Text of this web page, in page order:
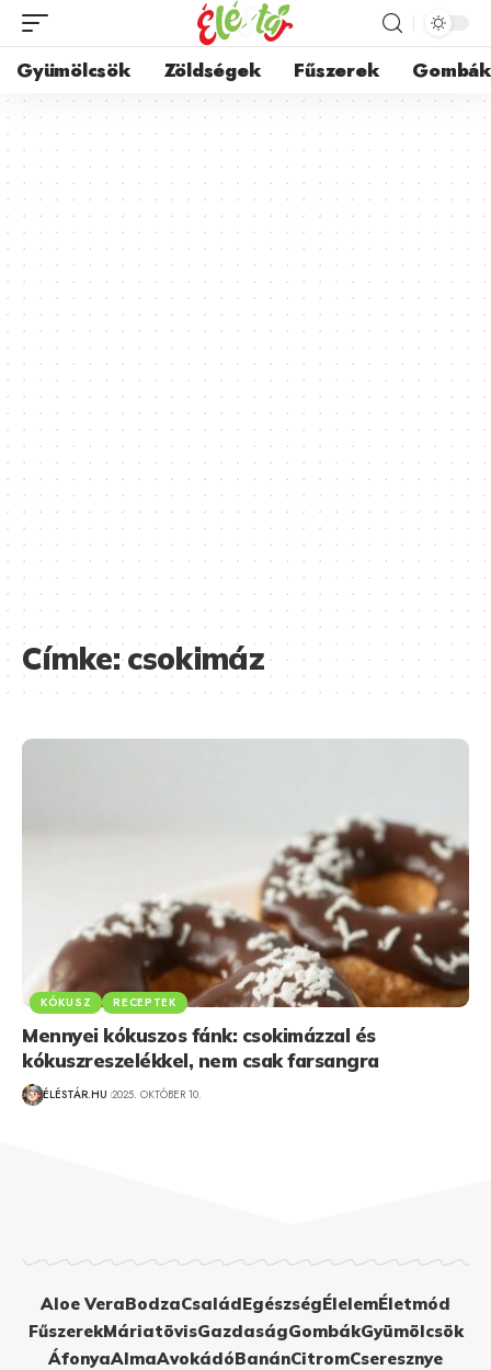
Gyümölcsök Zöldségek Fűszerek Gombák
Címke:csokimáz
KÓKUSZ RECEPTEK
Mennyei kókuszos fánk: csokimázzal és
kókuszreszelékkel, nem csak farsangra
ÉLÉSTÁR.HU 2025. OKTÓBER 10.
Aloe VeraBodzaCsaládEgészségÉlelemÉletmód
FűszerekMáriatövisGazdaságGombákGyümölcsök
ÁfonyaAlmaAvokádóBanánCitromCseresznye